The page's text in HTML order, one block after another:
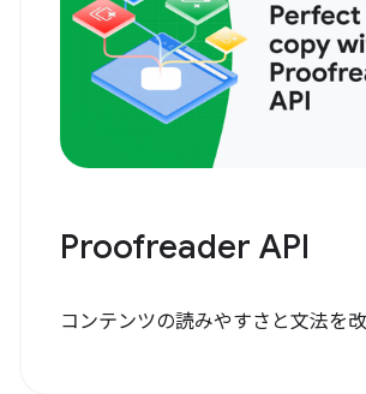
Proofreader API
コンテンツの読みやすさと文法を改